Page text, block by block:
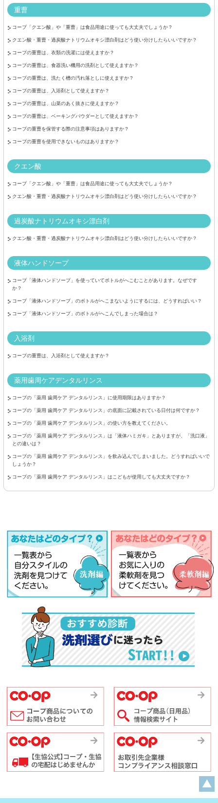
重曹
コープ「クエン酸」や「重曹」は食品用途に使っても大丈夫でしょうか？
クエン酸・重曹・過炭酸ナトリウムオキシ漂白剤はどう使い分けしたらいいですか？
コープの重曹は、衣類の洗濯には使えますか？
コープの重曹は、食器洗い機用の洗剤として使えますか？
コープの重曹は、洗たく槽の汚れ落としに使えますか？
コープの重曹は、入浴剤として使えますか？
コープの重曹は、山菜のあく抜きに使えますか？
コープの重曹は、ベーキングパウダーとして使えますか？
コープの重曹を保管する際の注意事項はありますか？
コープの重曹を使用できないものはありますか？
クエン酸
コープ「クエン酸」や「重曹」は食品用途に使っても大丈夫でしょうか？
クエン酸・重曹・過炭酸ナトリウムオキシ漂白剤はどう使い分けしたらいいですか？
過炭酸ナトリウムオキシ漂白剤
クエン酸・重曹・過炭酸ナトリウムオキシ漂白剤はどう使い分けしたらいいですか？
液体ハンドソープ
コープ「液体ハンドソープ」を使っていてボトルがへこむことがあります。なぜです
か？
コープ「液体ハンドソープ」のボトルがへこまないようにするには、どうすればいい？
コープ「液体ハンドソープ」のボトルがへこんでしまった場合は？
入浴剤
コープの重曹は、入浴剤として使えますか？
薬用歯周ケアデンタルリンス
コープの「薬用 歯周ケア デンタルリンス」に使用期限はありますか？
コープの「薬用 歯周ケア デンタルリンス」の底面に記載されている日付は何ですか？
コープの「薬用 歯周ケア デンタルリンス」の使い方を教えてください。
コープの「薬用 歯周ケア デンタルリンス」は「液体ハミガキ」とありますが、「洗口液」
との違いは？
コープの「薬用 歯周ケア デンタルリンス」を飲み込んでしまいました。どうすればいいで
しょうか？
コープの「薬用 歯周ケア デンタルリンス」はこどもが使用しても大丈夫ですか？